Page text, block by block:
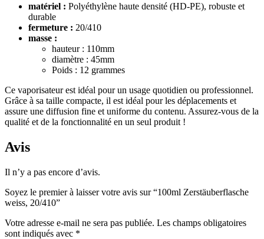
Produits chimiques(267)
matériel : Polyéthylène haute densité (HD-PE), robuste et
durable
fermeture : 20/410
masse :
hauteur : 110mm
diamètre : 45mm
Poids : 12 grammes
Ce vaporisateur est idéal pour un usage quotidien ou professionnel.
Grâce à sa taille compacte, il est idéal pour les déplacements et
assure une diffusion fine et uniforme du contenu. Assurez-vous de la
qualité et de la fonctionnalité en un seul produit !
Avis
Il n’y a pas encore d’avis.
Soyez le premier à laisser votre avis sur “100ml Zerstäuberflasche
weiss, 20/410”
Votre adresse e-mail ne sera pas publiée. Les champs obligatoires
sont indiqués avec *